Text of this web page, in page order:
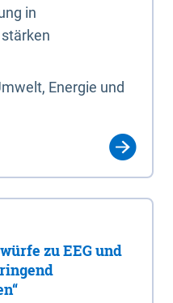
in
Energie und
zu EEG und